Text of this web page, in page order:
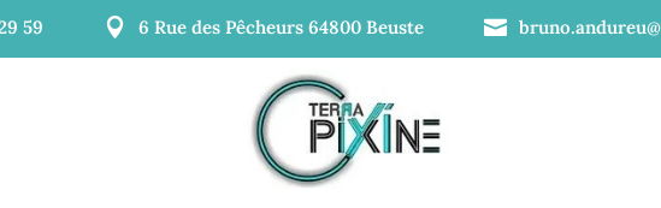
59  6 Rue des Pêcheurs 64800 Beuste 